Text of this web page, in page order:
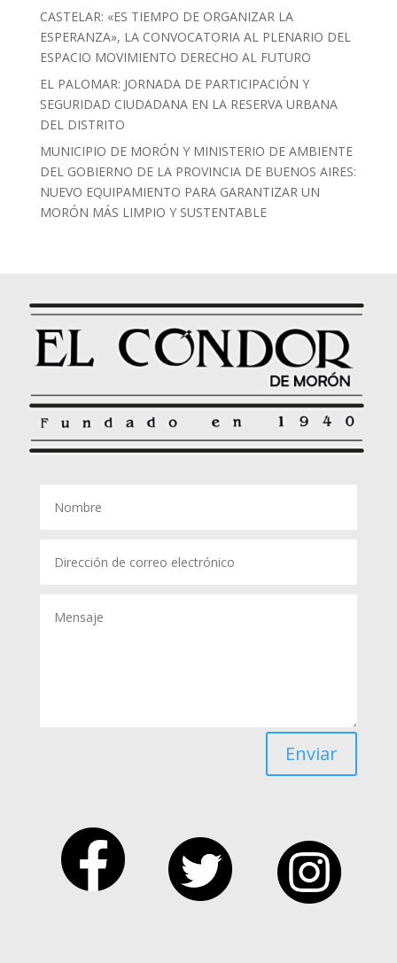
CASTELAR: «ES TIEMPO DE ORGANIZAR LA
ESPERANZA», LA CONVOCATORIA AL PLENARIO DEL
ESPACIO MOVIMIENTO DERECHO AL FUTURO
EL PALOMAR: JORNADA DE PARTICIPACIÓN Y
SEGURIDAD CIUDADANA EN LA RESERVA URBANA
DEL DISTRITO
MUNICIPIO DE MORÓN Y MINISTERIO DE AMBIENTE
DEL GOBIERNO DE LA PROVINCIA DE BUENOS AIRES:
NUEVO EQUIPAMIENTO PARA GARANTIZAR UN
MORÓN MÁS LIMPIO Y SUSTENTABLE
Enviar